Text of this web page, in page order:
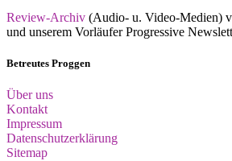
Review-Archiv (Audio- u. Video-Medien)
und unserem Vorläufer Progressive
Betreutes Proggen
Über uns
Kontakt
Impressum
Datenschutzerklärung
Sitemap